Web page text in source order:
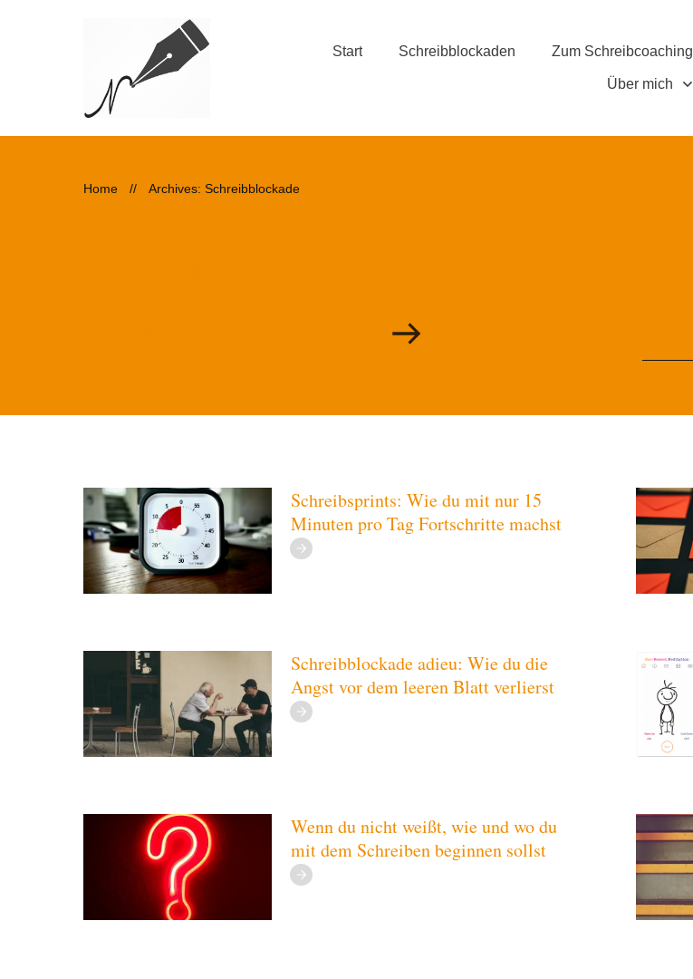
Start Schreibblockaden Zum Schreibcoaching
Über mich
Home // Archives: Schreibblockade
Schreibsprints: Wie du mit nur 15
Minuten pro Tag Fortschritte machst
Schreibblockade adieu: Wie du die
Angst vor dem leeren Blatt verlierst
Wenn du nicht weißt, wie und wo du
mit dem Schreiben beginnen sollst